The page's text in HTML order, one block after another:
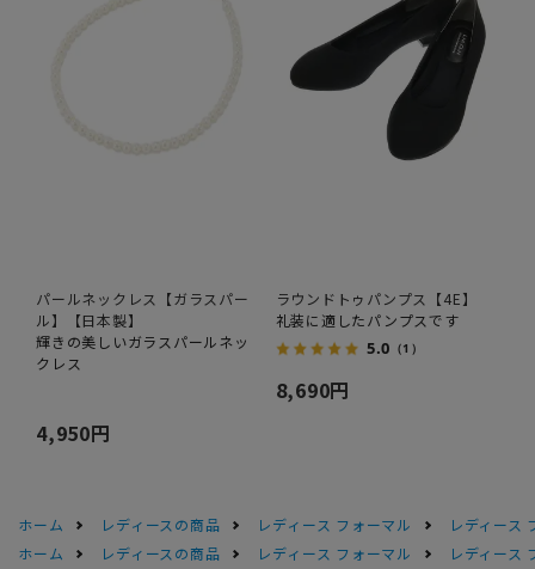
パールネックレス【ガラスパー
ル】【日本製】
輝きの美しいガラスパールネッ
クレス
4,950円
ラウンドトゥパンプス【4E】
礼装に適したパンプスです
5.0 （1）
8,690円
ホーム レディースの商品 レディース フォーマル
レディース
ホーム
レディースの商品 レディース フォーマル
レディース